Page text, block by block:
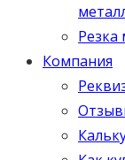
Резка
Компания